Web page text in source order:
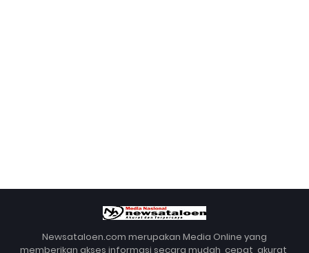
Newsataloen.com merupakan Media Online yang
memberikan akses informasi secara mudah, cepat, akurat,